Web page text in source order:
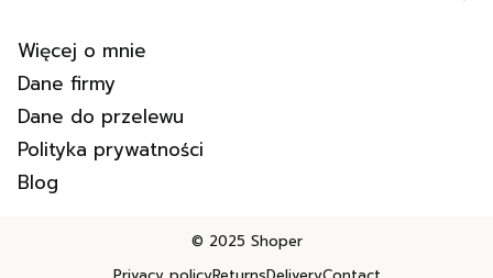
Więcej o mnie
Dane firmy
Dane do przelewu
Polityka prywatności
Blog
© 2025 Shoper